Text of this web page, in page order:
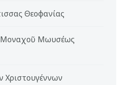
Θεοφανίας
Μωυσέως
Χριστουγέννων